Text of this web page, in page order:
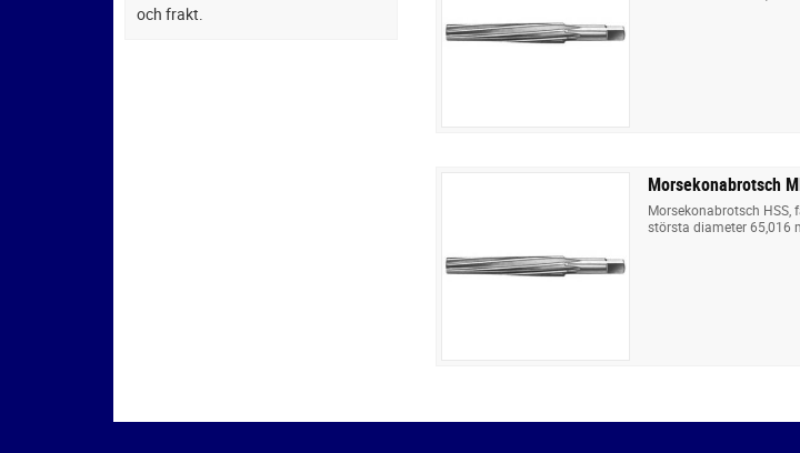
Morsekonabrotsch
Morsekonabrotsch HSS,
största diameter 65,016
och frakt.